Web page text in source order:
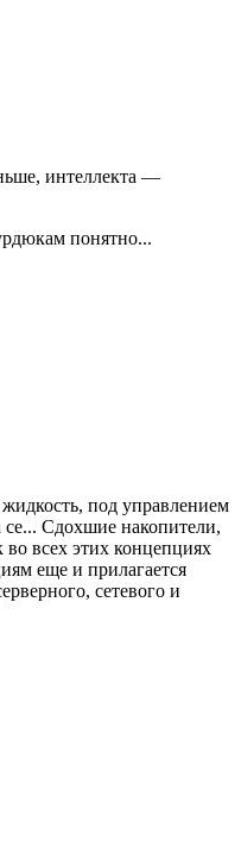
интеллекта —
понятно...
под управлением
Сдохшие накопители,
всех этих концепциях
еще и прилагается
сетевого и